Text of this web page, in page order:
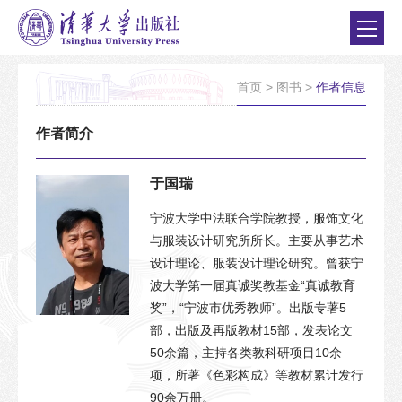
首页 > 图书 > 作者信息
作者简介
于国瑞
宁波大学中法联合学院教授，服饰文化
与服装设计研究所所长。主要从事艺术
设计理论、服装设计理论研究。曾获宁
波大学第一届真诚奖教基金“真诚教育
奖”，“宁波市优秀教师”。出版专著5
部，出版及再版教材15部，发表论文
50余篇，主持各类教科研项目10余
项，所著《色彩构成》等教材累计发行
90余万册。